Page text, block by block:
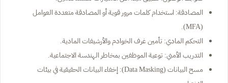
المصادقة: استخدام كلمات مرور قوية أو المصادقة متعددة العوامل
(MFA).
التحكم المادي: تأمين غرف الخوادم والأرشيفات المادية.
التدريب الأمني: توعية الموظفين بمخاطر الهندسة الاجتماعية.
مسح البيانات (Data Masking): إخفاء البيانات الحقيقية في بيئات